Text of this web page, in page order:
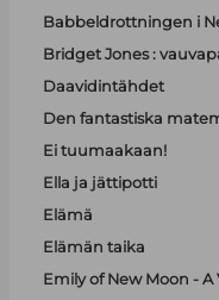
Babbeldrottningen i
Bridget Jones :
Daavidintähdet
Den fantastiska
Ei tuumaakaan!
Ella ja jättipotti
Elämä
Elämän taika
Emily of New Moon - A